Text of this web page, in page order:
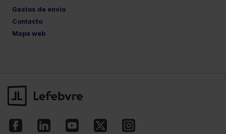
Gastos de envío
Contacto
Mapa web